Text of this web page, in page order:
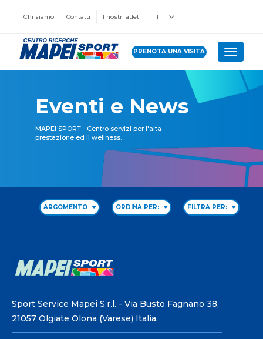
Chi siamo Contatti I nostri atleti IT
PRENOTA UNA VISITA Toggle
Eventi e News
MAPEI SPORT - Centro servizi per l'alta
prestazione ed il wellness.
ARGOMENTO ORDINA PER: FILTRA PER:
Sport Service Mapei S.r.l. - Via Busto Fagnano 38,
21057 Olgiate Olona (Varese) Italia.